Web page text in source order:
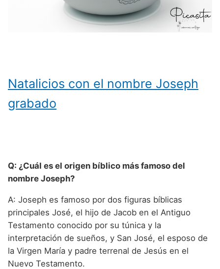
Natalicios con el nombre Joseph
grabado
Q: ¿Cuál es el origen bíblico más famoso del
nombre Joseph?
A: Joseph es famoso por dos figuras bíblicas
principales José, el hijo de Jacob en el Antiguo
Testamento conocido por su túnica y la
interpretación de sueños, y San José, el esposo de
la Virgen María y padre terrenal de Jesús en el
Nuevo Testamento.